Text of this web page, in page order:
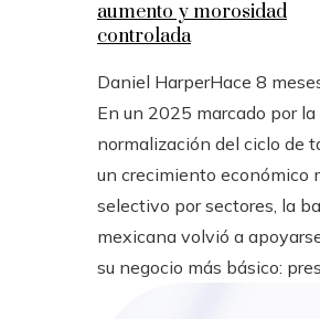
aumento y morosidad
controlada
Daniel HarperHace 8
En un 2025 marcado por la
normalización del ciclo de
un crecimiento económico
selectivo por sectores, la
mexicana volvió a
su negocio más básico: